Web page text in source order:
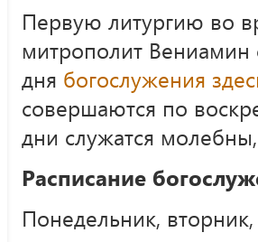
Первую литургию во
митрополит Вениамин
дня богослужения
совершаются по
дни служатся
Расписание
Понедельник,